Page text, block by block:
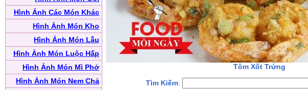
Hình Ảnh Các Món Khác
Hình Ảnh Món Kho
Hình Ảnh Món Lẫu
Hình Ảnh Món Luộc Hấp
Hình Ảnh Món Mì Phở
Hình Ảnh Món Nem Chả
Tôm Xốt Trứng
Tìm Kiếm: